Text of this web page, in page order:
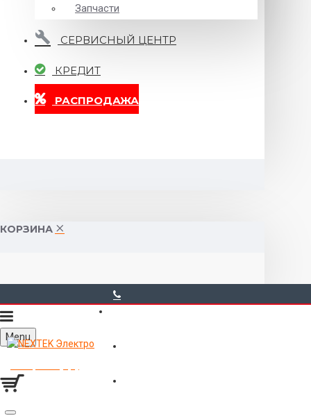
Запчасти
СЕРВИСНЫЙ ЦЕНТР
КРЕДИТ
РАСПРОДАЖА
КОРЗИНА
Menu